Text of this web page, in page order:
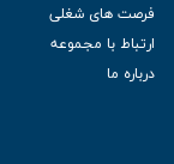
فرصت های شغلی
ارتباط با مجموعه
درباره ما